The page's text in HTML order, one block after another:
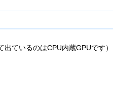
ているのはCPU内蔵GPUです）